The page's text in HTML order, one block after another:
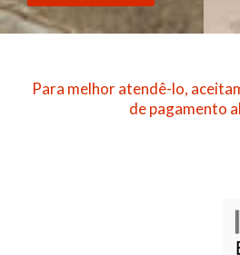
Para melhor atendê-lo,
de pagamento